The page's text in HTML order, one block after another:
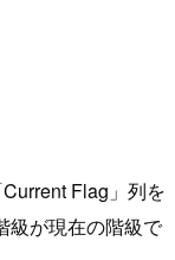
Flag」列を
級が現在の階級で